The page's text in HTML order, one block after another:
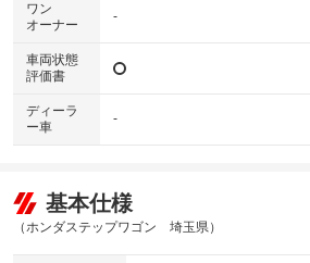
ワン
オーナー
-
車両状態
評価書
ディーラ
ー車
-
基本仕様
（ホンダステップワゴン 埼玉県）